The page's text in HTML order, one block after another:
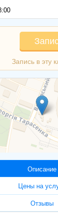
Описание
Цены на
Отзывы